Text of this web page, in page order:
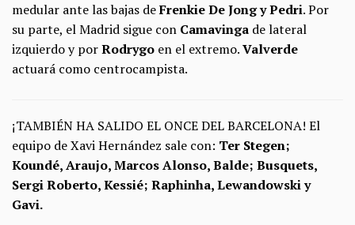
medular ante las bajas deFrenkie De Jong y Pedri. Por
su parte, el Madrid sigue con Camavinga de lateral
izquierdo y porRodrygo en el extremo.Valverde
actuará como centrocampista.
¡TAMBIÉN HA SALIDO EL ONCE DEL BARCELONA! El
equipo de Xavi Hernández sale con: Ter Stegen;
Koundé, Araujo, Marcos Alonso, Balde; Busquets,
Sergi Roberto, Kessié; Raphinha, Lewandowski y
Gavi.